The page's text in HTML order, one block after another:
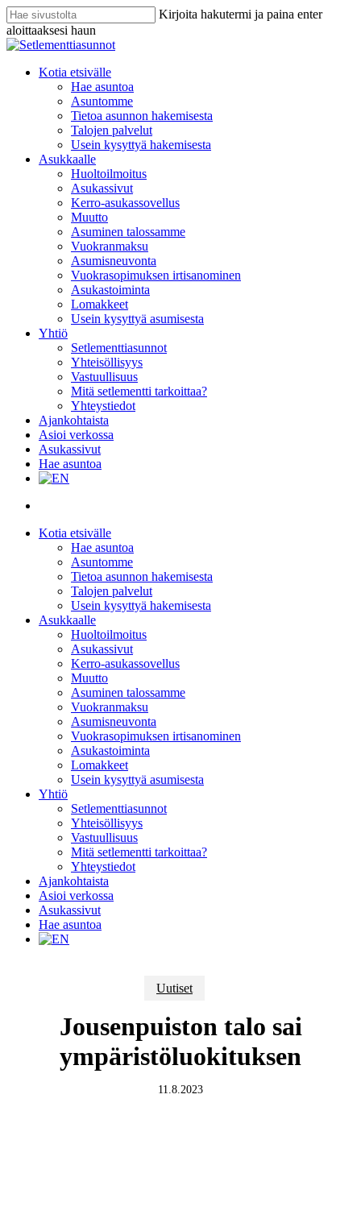
Skip
to
main
Kirjoita hakutermi ja paina enter
aloittaaksesi haun
Sulje
search
Menu
Kotia etsivälle
Hae asuntoa
Asuntomme
Tietoa asunnon hakemisesta
Talojen palvelut
Usein kysyttyä hakemisesta
Asukkaalle
Huoltoilmoitus
Asukassivut
Kerro-asukassovellus
Muutto
Asuminen talossamme
Vuokranmaksu
Asumisneuvonta
Vuokrasopimuksen irtisanominen
Asukastoiminta
Lomakkeet
Usein kysyttyä asumisesta
Yhtiö
Setlementtiasunnot
Yhteisöllisyys
Vastuullisuus
Mitä setlementti tarkoittaa?
Yhteystiedot
Ajankohtaista
Asioi verkossa
Asukassivut
Hae asuntoa
Kotia etsivälle
Hae asuntoa
Asuntomme
Tietoa asunnon hakemisesta
Talojen palvelut
Usein kysyttyä hakemisesta
Asukkaalle
Huoltoilmoitus
Asukassivut
Kerro-asukassovellus
Muutto
Asuminen talossamme
Vuokranmaksu
Asumisneuvonta
Vuokrasopimuksen irtisanominen
Asukastoiminta
Lomakkeet
Usein kysyttyä asumisesta
Yhtiö
Setlementtiasunnot
Yhteisöllisyys
Vastuullisuus
Mitä setlementti tarkoittaa?
Yhteystiedot
Ajankohtaista
Asioi verkossa
Asukassivut
Hae asuntoa
Uutiset
Jousenpuiston talo sai
ympäristöluokituksen
11.8.2023